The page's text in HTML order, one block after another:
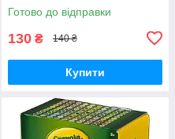
Готово до відправки
130 ₴ 140 ₴
Купити